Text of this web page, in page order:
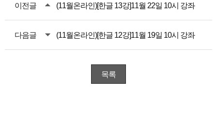
이전글 (11월온라인)[한글 13강]11월 22일 10시 강좌
다음글 (11월온라인)[한글 12강]11월 19일 10시 강좌
목록